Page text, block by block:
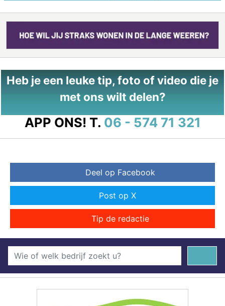
Heb je een leuke tip, foto of video die je
met ons wilt delen?
APP ONS! T. 06 - 574 71 321
Deel op Facebook
Post op X
Tip de redactie